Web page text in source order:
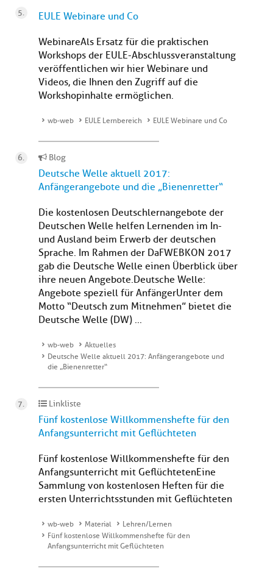
EULE Webinare und Co
WebinareAls Ersatz für die praktischen
Workshops der EULE-Abschlussveranstaltung
veröffentlichen wir hier Webinare und
Videos, die Ihnen den Zugriff auf die
Workshopinhalte ermöglichen.
wb-web EULE Lernbereich EULE Webinare und Co
Blog
Deutsche Welle aktuell 2017:
Anfängerangebote und die „Bienenretter“
Die kostenlosen Deutschlernangebote der
Deutschen Welle helfen Lernenden im In-
und Ausland beim Erwerb der deutschen
Sprache. Im Rahmen der DaFWEBKON 2017
gab die Deutsche Welle einen Überblick über
ihre neuen Angebote. Deutsche Welle:
Angebote speziell für AnfängerUnter dem
Motto “Deutsch zum Mitnehmen” bietet die
Deutsche Welle (DW) ...
wb-web
Aktuelles
Deutsche Welle aktuell 2017: Anfängerangebote und
die „Bienenretter“
Linkliste
Fünf kostenlose Willkommenshefte für den
Anfangsunterricht mit Geflüchteten
Fünf kostenlose Willkommenshefte für den
Anfangsunterricht mit GeflüchtetenEine
Sammlung von kostenlosen Heften für die
ersten Unterrichtsstunden mit Geflüchteten
wb-web Material
Lehren/Lernen
Fünf kostenlose Willkommenshefte für den
Anfangsunterricht mit Geflüchteten